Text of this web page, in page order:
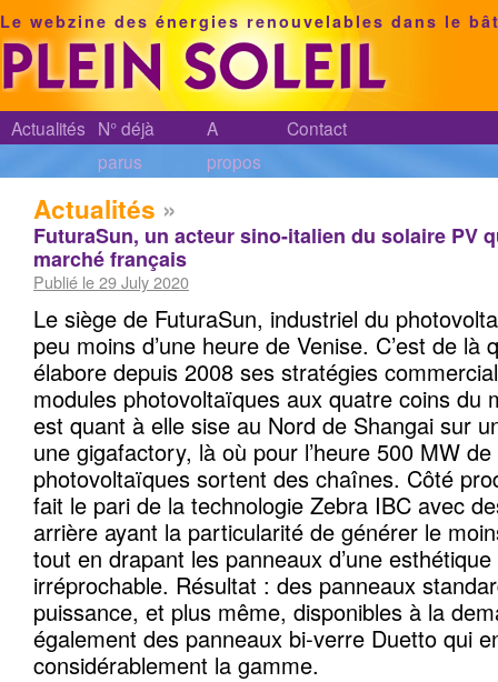
Le webzine des énergies renouvelables dans le
Actualités N° déjà
parus
A
propos
Contact
Actualités »
FuturaSun, un acteur sino-italien du solaire PV
marché français
Publié le 29 July 2020
Le siège de FuturaSun, industriel du
peu moins d’une heure de Venise. C’est de là
élabore depuis 2008 ses stratégies
modules photovoltaïques aux quatre coins du
est quant à elle sise au Nord de Shangai sur
une gigafactory, là où pour l’heure 500 MW
photovoltaïques sortent des chaînes. Côté
fait le pari de la technologie Zebra IBC avec
arrière ayant la particularité de générer le
tout en drapant les panneaux d’une
irréprochable. Résultat : des panneaux
puissance, et plus même, disponibles à la
également des panneaux bi-verre Duetto qui
considérablement la gamme.